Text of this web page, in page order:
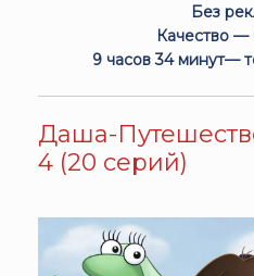
Без
Качество
9 часов 34 минут—
Даша-
4 (20 серий)